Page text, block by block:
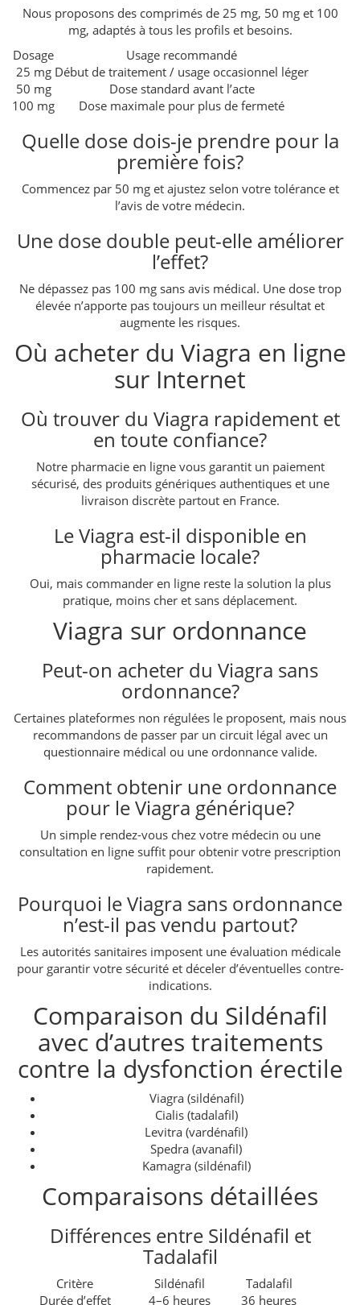
Nous proposons des comprimés de 25 mg, 50 mg et 100
mg, adaptés à tous les profils et besoins.
Dosage
Usage recommandé
25 mg Début de traitement / usage occasionnel léger
50 mg
Dose standard avant l’acte
100 mg
Dose maximale pour plus de fermeté
Quelle dose dois-je prendre pour la
première fois?
Commencez par 50 mg et ajustez selon votre tolérance et
l’avis de votre médecin.
Une dose double peut-elle améliorer
l’effet?
Ne dépassez pas 100 mg sans avis médical. Une dose trop
élevée n’apporte pas toujours un meilleur résultat et
augmente les risques.
Où acheter du Viagra en ligne
sur Internet
Où trouver du Viagra rapidement et
en toute confiance?
Notre pharmacie en ligne vous garantit un paiement
sécurisé, des produits génériques authentiques et une
livraison discrète partout en France.
Le Viagra est-il disponible en
pharmacie locale?
Oui, mais commander en ligne reste la solution la plus
pratique, moins cher et sans déplacement.
Viagra sur ordonnance
Peut-on acheter du Viagra sans
ordonnance?
Certaines plateformes non régulées le proposent, mais nous
recommandons de passer par un circuit légal avec un
questionnaire médical ou une ordonnance valide.
Comment obtenir une ordonnance
pour le Viagra générique?
Un simple rendez-vous chez votre médecin ou une
consultation en ligne suffit pour obtenir votre prescription
rapidement.
Pourquoi le Viagra sans ordonnance
n’est-il pas vendu partout?
Les autorités sanitaires imposent une évaluation médicale
pour garantir votre sécurité et déceler d’éventuelles contre-
indications.
Comparaison du Sildénafil
avec d’autres traitements
contre la dysfonction érectile
Viagra (sildénafil)
Cialis (tadalafil)
Levitra (vardénafil)
Spedra (avanafil)
Kamagra (sildénafil)
Comparaisons détaillées
Différences entre Sildénafil et
Tadalafil
Critère Sildénafil
Tadalafil
Durée d’effet
4–6 heures 36 heures